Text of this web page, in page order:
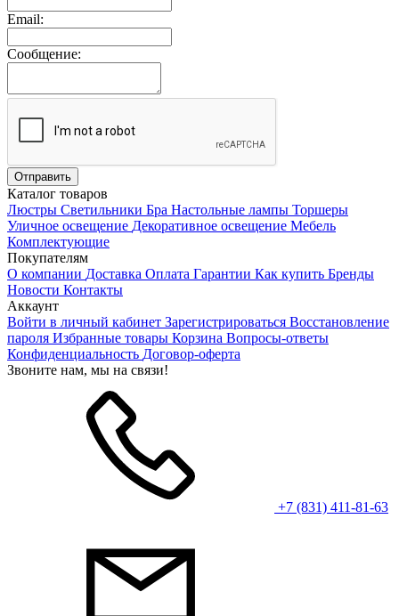
Email:
Сообщение:
Каталог товаров
Люстры Светильники Бра Настольные лампы Торшеры
Уличное освещение Декоративное освещение Мебель
Комплектующие
Покупателям
О компании Доставка Оплата Гарантии Как купить Бренды
Новости Контакты
Аккаунт
Войти в личный кабинет Зарегистрироваться Восстановление
пароля Избранные товары Корзина Вопросы-ответы
Конфиденциальность Договор-оферта
Звоните нам, мы на связи!
+7 (831) 411-81-63